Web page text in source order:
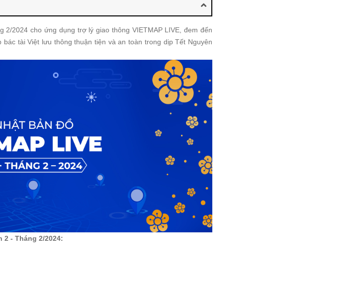
2024 cho ứng dụng trợ lý giao thông VIETMAP LIVE, đem đến
tài Việt lưu thông thuận tiện và an toàn trong dịp Tết Nguyên
2 - Tháng 2/2024: